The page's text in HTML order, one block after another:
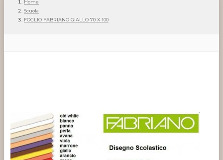
Home
Scuola
FOGLIO FABRIANO GIALLO 70 X 100